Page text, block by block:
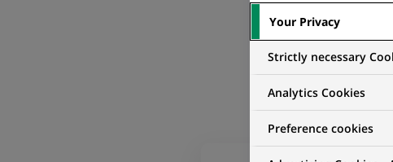
Your Privacy
Strictly necessary
Analytics Cookies
Preference cookies